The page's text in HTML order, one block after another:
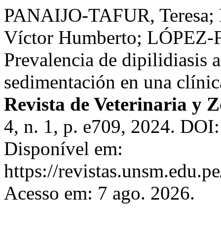
PANAIJO-TAFUR,
Víctor Humberto;
Prevalencia de dipilidiasis
sedimentación en una
Revista de Veterinaria y
4, n. 1, p. e709, 2024.
Disponível em:
https://
Acesso em: 7 ago. 2026.